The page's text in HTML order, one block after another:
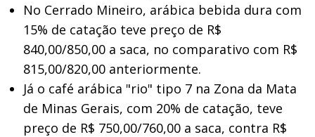
No Cerrado Mineiro, arábica bebida dura com
15% de catação teve preço de R$
840,00/850,00 a saca, no comparativo com R$
815,00/820,00 anteriormente.
Já o café arábica "rio" tipo 7 na Zona da Mata
de Minas Gerais, com 20% de catação, teve
preço de R$ 750,00/760,00 a saca, contra R$